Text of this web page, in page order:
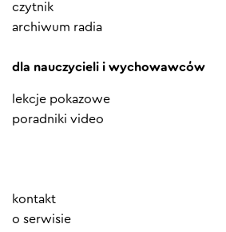
czytnik
archiwum radia
dla nauczycieli i wychowawców
lekcje pokazowe
poradniki video
Element
menu
kontakt
o serwisie